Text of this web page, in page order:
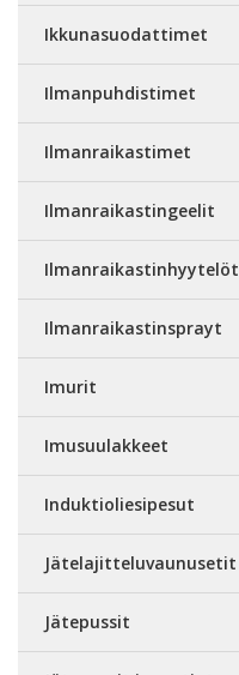
Ikkunasuodattimet
Ilmanpuhdistimet
Ilmanraikastimet
Ilmanraikastingeelit
Ilmanraikastinhyytelöt
Ilmanraikastinsprayt
Imurit
Imusuulakkeet
Induktioliesipesut
Jätelajitteluvaunusetit
Jätepussit